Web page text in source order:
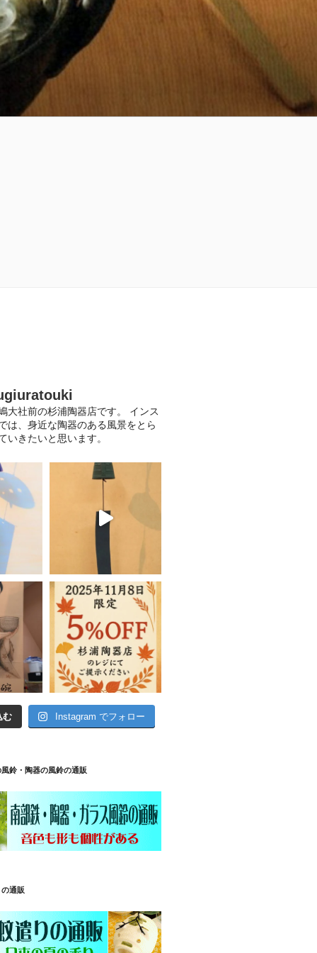
大社前の杉浦陶器店です。
インス
は、身近な陶器のある風景をとら
いきたいと思います。
む Instagram でフォロー
鈴・陶器の風鈴の通販
通販